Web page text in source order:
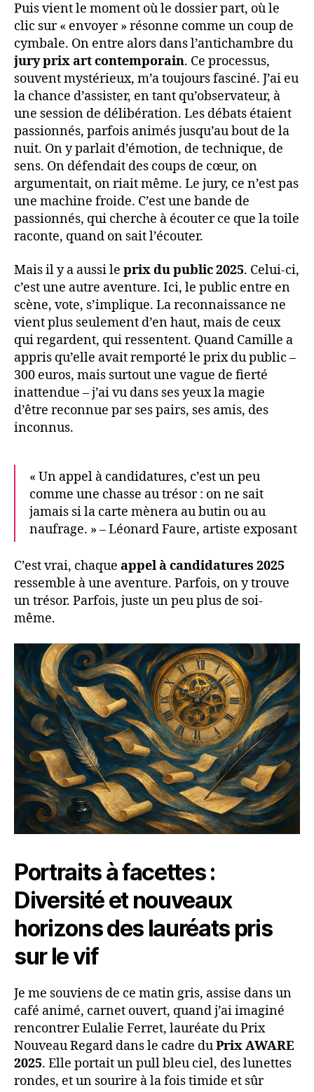
Puis vient le moment où le dossier part, où le
clic sur « envoyer » résonne comme un coup de
cymbale. On entre alors dans l’antichambre du
jury prix art contemporain. Ce processus,
souvent mystérieux, m’a toujours fasciné. J’ai eu
la chance d’assister, en tant qu’observateur, à
une session de délibération. Les débats étaient
passionnés, parfois animés jusqu’au bout de la
nuit. On y parlait d’émotion, de technique, de
sens. On défendait des coups de cœur, on
argumentait, on riait même. Le jury, ce n’est pas
une machine froide. C’est une bande de
passionnés, qui cherche à écouter ce que la toile
raconte, quand on sait l’écouter.
Mais il y a aussi le prix du public 2025. Celui-ci,
c’est une autre aventure. Ici, le public entre en
scène, vote, s’implique. La reconnaissance ne
vient plus seulement d’en haut, mais de ceux
qui regardent, qui ressentent. Quand Camille a
appris qu’elle avait remporté le prix du public –
300 euros, mais surtout une vague de fierté
inattendue – j’ai vu dans ses yeux la magie
d’être reconnue par ses pairs, ses amis, des
inconnus.
« Un appel à candidatures, c’est un peu
comme une chasse au trésor : on ne sait
jamais si la carte mènera au butin ou au
naufrage. » – Léonard Faure, artiste exposant
C’est vrai, chaque appel à candidatures 2025
ressemble à une aventure. Parfois, on y trouve
un trésor. Parfois, juste un peu plus de soi-
même.
Portraits à facettes :
Diversité et nouveaux
horizons des lauréats pris
sur le vif
Je me souviens de ce matin gris, assise dans un
café animé, carnet ouvert, quand j’ai imaginé
rencontrer Eulalie Ferret, lauréate du Prix
Nouveau Regard dans le cadre duPrix AWARE
2025. Elle portait un pull bleu ciel, des lunettes
rondes, et un sourire à la fois timide et sûr